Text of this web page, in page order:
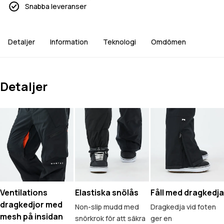
Snabba leveranser
Detaljer Information Teknologi Omdömen
Detaljer
Ventilations
dragkedjor med
mesh på insidan
Elastiska snölås
Non-slip mudd med
snörkrok för att säkra
Fåll med dragkedja
Dragkedja vid foten
ger en